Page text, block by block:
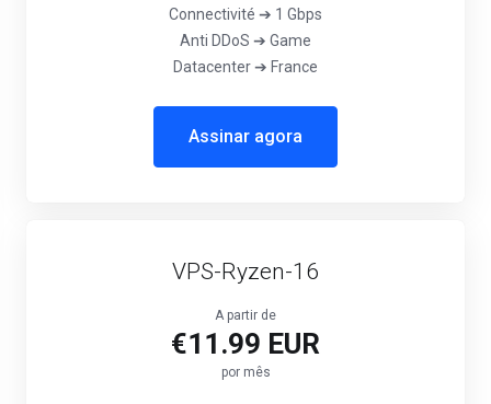
Connectivité ➔ 1 Gbps
Anti DDoS ➔ Game
Datacenter ➔ France
Assinar agora
VPS-Ryzen-16
A partir de
€11.99 EUR
por mês